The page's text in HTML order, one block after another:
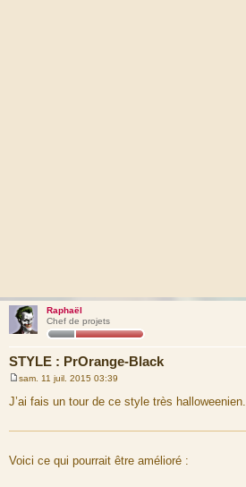
Raphaël
Chef de projets
STYLE : PrOrange-Black
s
a
sam. 11 juil. 2015 03:39
J’ai fais un tour de ce style très halloweenien.
Voici ce qui pourrait être amélioré :